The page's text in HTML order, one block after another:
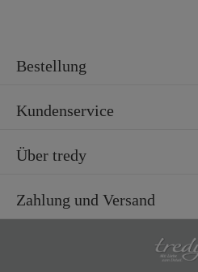
Bestellung
Kundenservice
Über tredy
Zahlung und Versand